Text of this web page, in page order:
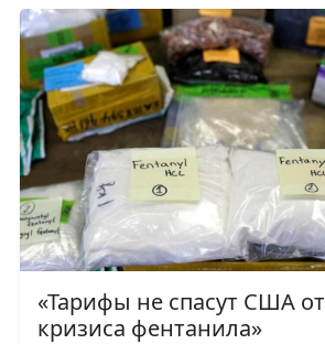
«Тарифы не спасут США от
кризиса фентанила»